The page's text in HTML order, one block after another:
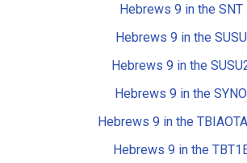
Hebrews 9 in the SNT
Hebrews 9 in the SUSU
Hebrews 9 in the
Hebrews 9 in the SYNO
Hebrews 9 in the
Hebrews 9 in the